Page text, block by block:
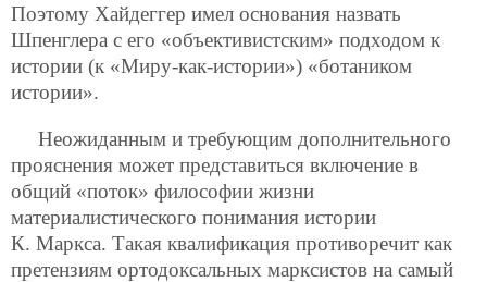
Поэтому Хайдеггер имел основания назвать
Шпенглера с его «объективистским» подходом к
истории (к «Миру-как-истории») «ботаником
истории».
Неожиданным и требующим дополнительного
прояснения может представиться включение в
общий «поток» философии жизни
материалистического понимания истории
К. Маркса. Такая квалификация противоречит как
претензиям ортодоксальных марксистов на самый